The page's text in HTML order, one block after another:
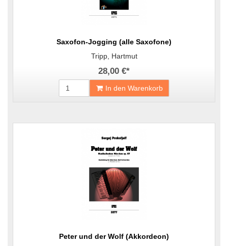
Saxofon-Jogging (alle Saxofone)
Tripp, Hartmut
28,00 €*
In den Warenkorb
Peter und der Wolf (Akkordeon)